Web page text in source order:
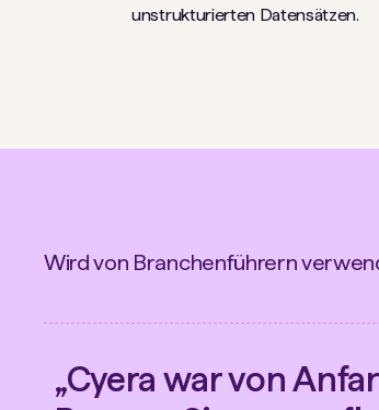
unstrukturierten Datensätzen.
Wird von Branchenführern
„Cyera war von